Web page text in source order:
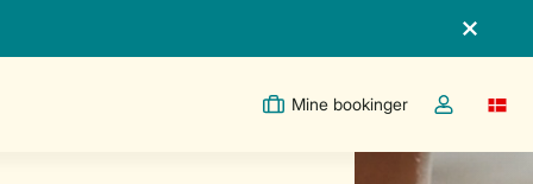
Mine bookinger
Toggle the